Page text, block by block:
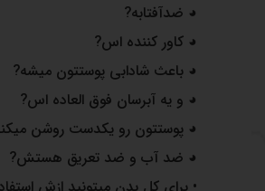
◕ ضدآفتابه?
◕ کاور کننده اس?
◕ باعث شادابی پوستتون میشه?
◕ و یه آبرسان فوق العاده اس?
◕ پوستتون رو یکدست روشن میکنه
◕ ضد آب و ضد تعریق هستش?